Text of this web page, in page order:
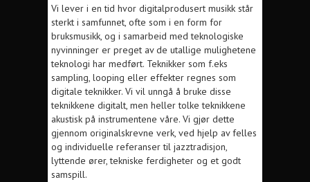
Vi lever i en tid hvor digitalprodusert musikk står
sterkt i samfunnet, ofte som i en form for
bruksmusikk, og i samarbeid med teknologiske
nyvinninger er preget av de utallige mulighetene
teknologi har medført. Teknikker som f.eks
sampling, looping eller effekter regnes som
digitale teknikker. Vi vil unngå å bruke disse
teknikkene digitalt, men heller tolke teknikkene
akustisk på instrumentene våre. Vi gjør dette
gjennom originalskrevne verk, ved hjelp av felles
og individuelle referanser til jazztradisjon,
lyttende ører, tekniske ferdigheter og et godt
samspill.